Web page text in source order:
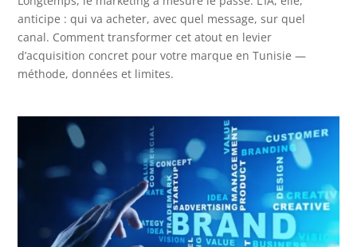
anticipe : qui va acheter, avec quel message, sur quel
canal. Comment transformer cet atout en levier
d’acquisition concret pour votre marque en Tunisie —
méthode, données et limites.